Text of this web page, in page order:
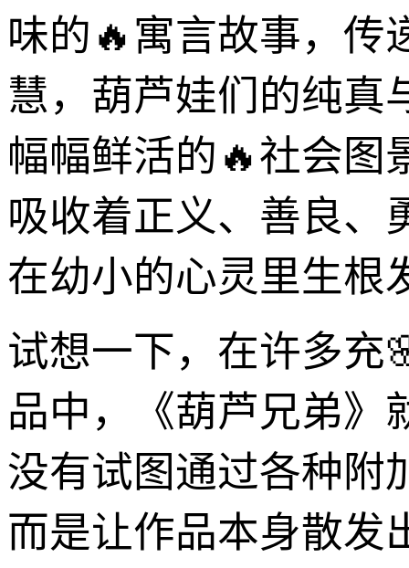
味的🔥寓言故事，传
慧，葫芦娃们的纯真
幅幅鲜活的🔥社会图
吸收着正义、善良、
在幼小的心灵里生根
试想一下，在许多充
品中，《葫芦兄弟》
没有试图通过各种附
而是让作品本身散发